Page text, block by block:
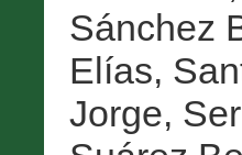
Sánchez
Elías,
Jorge,